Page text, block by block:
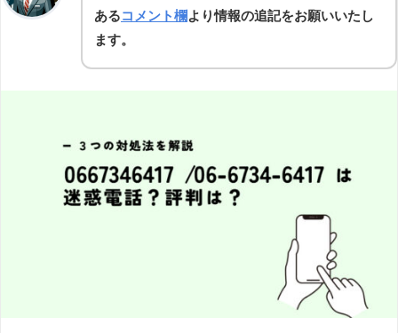
あるコメント欄より情報の追記をお願いいたし
ます。